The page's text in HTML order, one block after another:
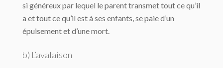
si généreux par lequel le parent transmet tout ce qu’il
a et tout ce qu’il est à ses enfants, se paie d’un
épuisement et d’une mort.
b) L’avalaison